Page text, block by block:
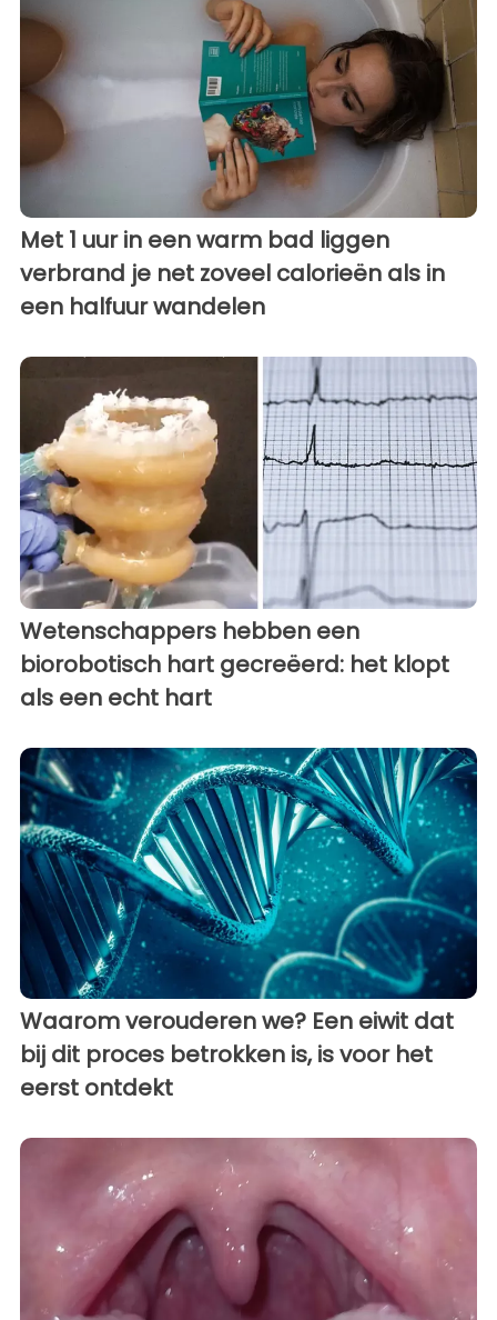
Met 1 uur in een warm bad liggen
verbrand je net zoveel calorieën als in
een halfuur wandelen
Wetenschappers hebben een
biorobotisch hart gecreëerd: het klopt
als een echt hart
Waarom verouderen we? Een eiwit dat
bij dit proces betrokken is, is voor het
eerst ontdekt